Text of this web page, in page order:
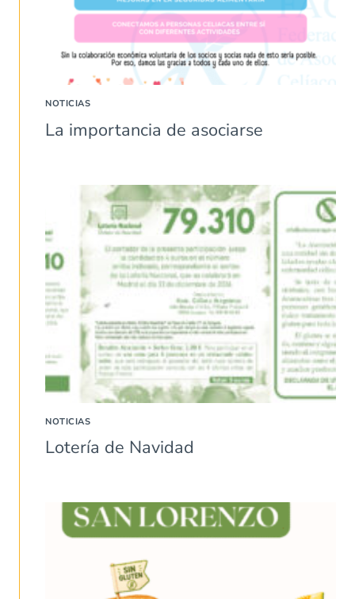
NOTICIAS
La importancia de asociarse
NOTICIAS
Lotería de Navidad